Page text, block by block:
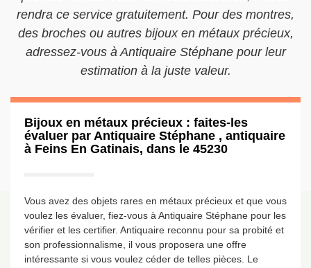
rendra ce service gratuitement. Pour des montres,
des broches ou autres bijoux en métaux précieux,
adressez-vous à Antiquaire Stéphane pour leur
estimation à la juste valeur.
Bijoux en métaux précieux : faites-les
évaluer par Antiquaire Stéphane , antiquaire
à Feins En Gatinais, dans le 45230
Vous avez des objets rares en métaux précieux et que vous
voulez les évaluer, fiez-vous à Antiquaire Stéphane pour les
vérifier et les certifier. Antiquaire reconnu pour sa probité et
son professionnalisme, il vous proposera une offre
intéressante si vous voulez céder de telles pièces. Le